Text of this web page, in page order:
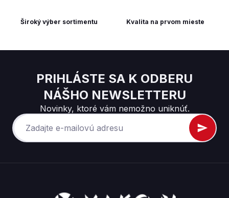
Kvalita na prvom mieste
Široký výber sortimentu
PRIHLÁSTE SA K ODBERU
NÁŠHO NEWSLETTERU
Novinky, ktoré vám nemožno uniknúť.